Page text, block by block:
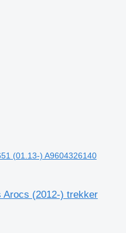
(01.13-) A9604326140
Arocs (2012-) trekker